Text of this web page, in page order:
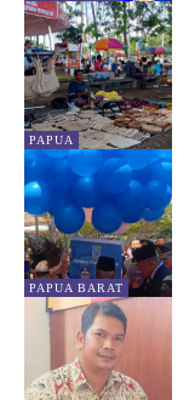
PAPUA
PAPUA BARAT